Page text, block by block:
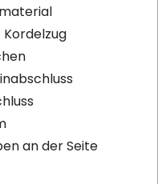
an der Seite